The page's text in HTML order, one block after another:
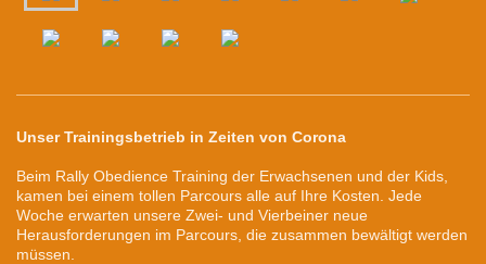
Unser Trainingsbetrieb in Zeiten von Corona
Beim Rally Obedience Training der Erwachsenen und der Kids,
kamen bei einem tollen Parcours alle auf Ihre Kosten. Jede
Woche erwarten unsere Zwei- und Vierbeiner neue
Herausforderungen im Parcours, die zusammen bewältigt werden
müssen.